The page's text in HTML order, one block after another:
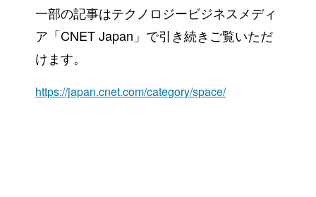
一部の記事はテクノロジービジネスメディ
ア「CNET Japan」で引き続きご覧いただ
けます。
https://japan.cnet.com/category/space/